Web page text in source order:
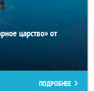
царство» от
ПОДРОБНЕЕ